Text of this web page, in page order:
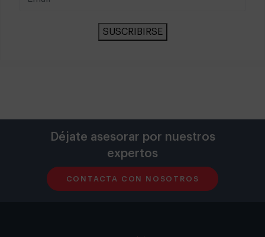
SUSCRIBIRSE
Déjate asesorar por nuestros
expertos
CONTACTA CON NOSOTROS